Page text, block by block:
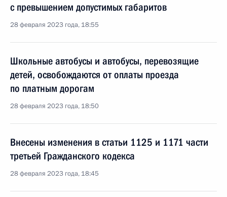
с превышением допустимых габаритов
28 февраля 2023 года, 18:55
Школьные автобусы и автобусы, перевозящие
детей, освобождаются от оплаты проезда
по платным дорогам
28 февраля 2023 года, 18:50
Внесены изменения в статьи 1125 и 1171 части
третьей Гражданского кодекса
28 февраля 2023 года, 18:45